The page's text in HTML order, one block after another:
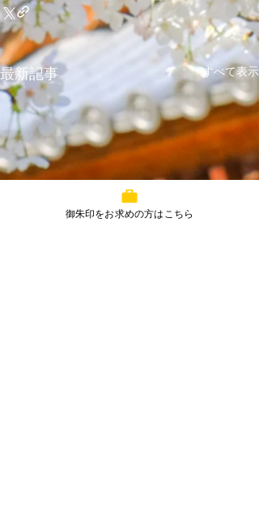
最新記事 すべて表示
御朱印をお求めの方はこちら